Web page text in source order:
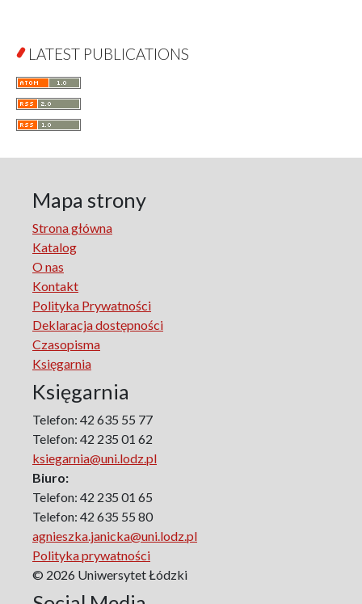
What Is Man?
Communication and Media
A Very Short Introduction
Literary Culture of Lodz
Lodz in the Polish People's Republic. The Polish People's
Republic in Lodz
Manufactura Hispánica Lodziense
Marketing
The monographs of the Section of Disability Sociology of
the Polish Sociological Association
The Art of Learning – The Learning of Art
Neuroscience in Psychology
Faces of Feminism
Faces of war
Biographical Perspectives
Politology
Poland and Central and Eastern Europe in the 20th
Century
Polish Film Culture
Law
The Polish People's Republic. Biographies
Existence and Literature Project
The Psychology of Everything
Research on Science & Natural Philosophy
Romanistyka dla Teatru
LATEST PUBLICATIONS
Mapa strony
Strona główna
Katalog
O nas
Kontakt
Polityka Prywatności
Deklaracja dostępności
Czasopisma
Księgarnia
Księgarnia
Telefon: 42 635 55 77
Telefon: 42 235 01 62
ksiegarnia@uni.lodz.pl
Biuro:
Telefon: 42 235 01 65
Telefon: 42 635 55 80
agnieszka.janicka@uni.lodz.pl
Polityka prywatności
© 2026 Uniwersytet Łódzki